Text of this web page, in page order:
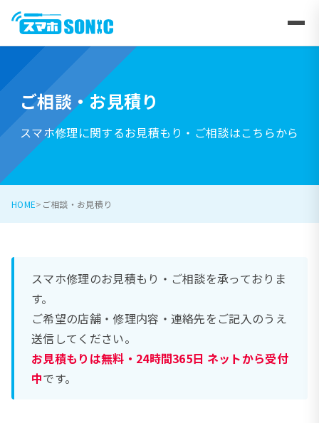
ご相談・お見積り
スマホ修理に関するお見積もり・ご相談はこちらから
HOME ご相談・お見積り
スマホ修理のお見積もり・ご相談を承っておりま
す。
ご希望の店舗・修理内容・連絡先をご記入のうえ
送信してください。
お見積もりは無料・24時間365日 ネットから受付
中です。